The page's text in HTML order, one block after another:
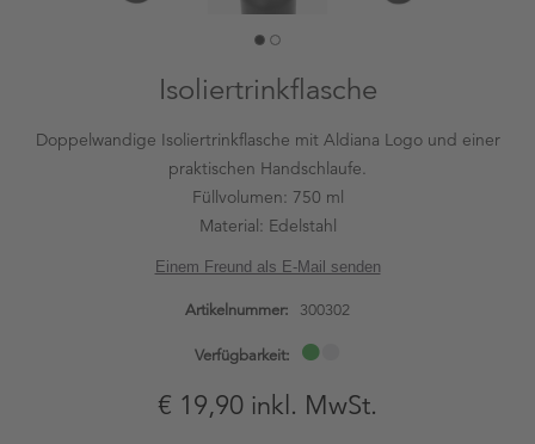
Isoliertrinkflasche
Doppelwandige Isoliertrinkflasche mit Aldiana Logo und einer
praktischen Handschlaufe.
Füllvolumen: 750 ml
Material: Edelstahl
Einem Freund als E-Mail senden
Artikelnummer: 300302
Verfügbarkeit:
€ 19,90 inkl. MwSt.